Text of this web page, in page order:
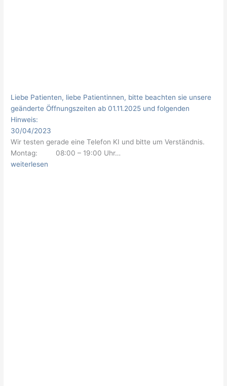
Liebe Patienten, liebe Patientinnen, bitte beachten sie unsere
geänderte Öffnungszeiten ab 01.11.2025 und folgenden
Hinweis:
30/04/2023
Wir testen gerade eine Telefon KI und bitte um Verständnis.
Montag: 08:00 – 19:00 Uhr…
weiterlesen